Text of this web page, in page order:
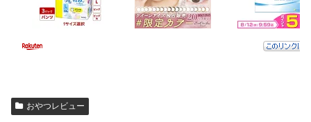
おやつレビュー